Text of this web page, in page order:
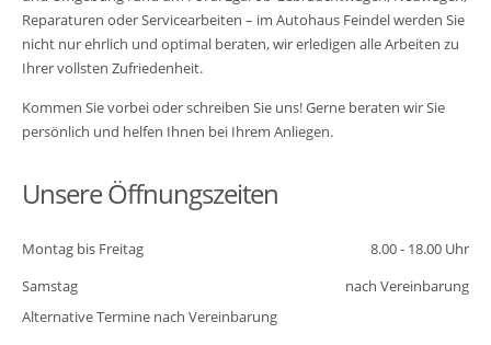
Reparaturen oder Servicearbeiten – im Autohaus Feindel werden Sie
nicht nur ehrlich und optimal beraten, wir erledigen alle Arbeiten zu
Ihrer vollsten Zufriedenheit.
Kommen Sie vorbei oder schreiben Sie uns! Gerne beraten wir Sie
persönlich und helfen Ihnen bei Ihrem Anliegen.
Unsere Öffnungszeiten
Montag bis Freitag
8.00 - 18.00 Uhr
Samstag
nach Vereinbarung
Alternative Termine nach Vereinbarung